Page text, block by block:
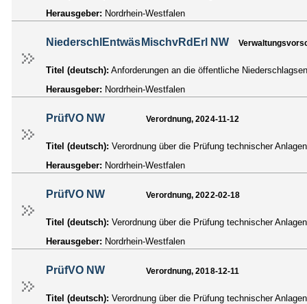
Herausgeber: Nordrhein-Westfalen
NiederschlEntwäsMischvRdErl NW
Titel (deutsch): Anforderungen an die öffentliche
Herausgeber: Nordrhein-Westfalen
PrüfVO NW Verordnung, 2024-11-12
Titel (deutsch): Verordnung über die Prüfung technischer
Herausgeber: Nordrhein-Westfalen
PrüfVO NW Verordnung, 2022-02-18
Titel (deutsch): Verordnung über die Prüfung technischer
Herausgeber: Nordrhein-Westfalen
PrüfVO NW Verordnung, 2018-12-11
Titel (deutsch): Verordnung über die Prüfung technischer